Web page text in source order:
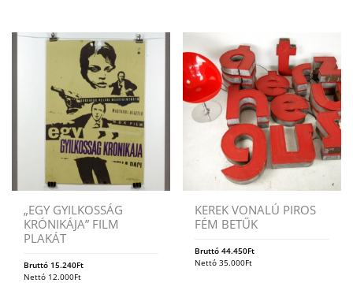
„EGY GYILKOSSÁG
KRÓNIKÁJA” FILM
PLAKÁT
Bruttó 15.240Ft
Nettó 12.000Ft
KEREK VONALÚ PIROS
FÉM BETŰK
Bruttó44.450Ft
Nettó35.000Ft